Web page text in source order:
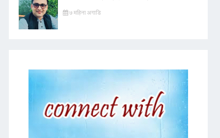
७ महिना अगाडि